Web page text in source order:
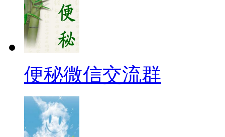
便秘微信交流群